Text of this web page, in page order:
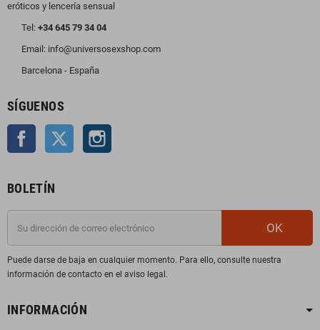
eróticos y lencería sensual
Tel: +34 645 79 34 04
Email: info@universosexshop.com
Barcelona - España
SÍGUENOS
Facebook Twitter
BOLETÍN
OK
Puede darse de baja en cualquier momento. Para ello, consulte nuestra
información de contacto en el aviso legal.
INFORMACIÓN